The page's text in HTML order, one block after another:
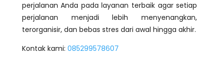
perjalanan Anda pada layanan terbaik agar setiap
perjalanan menjadi lebih menyenangkan,
terorganisir, dan bebas stres dari awal hingga akhir.
Kontak kami: 085299578607